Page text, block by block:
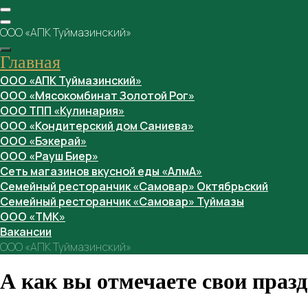
ООО «АПК Туймазинский»
Главная
ООО «АПК Туймазинский»
ООО «Мясокомбинат Золотой Рог»
ООО ТПП «Кулинария»
ООО «Кондитерский дом Саниева»
ООО «Бэкерай»
ООО «Рауш Биер»
Сеть магазинов вкусной еды «АлмА»
Семейный ресторанчик «Самовар» Октябрьский
Семейный ресторанчик «Самовар» Туймазы
ООО «ТМК»
Вакансии
ООО «АПК Туймазинский»
А как вы отмечаете свои